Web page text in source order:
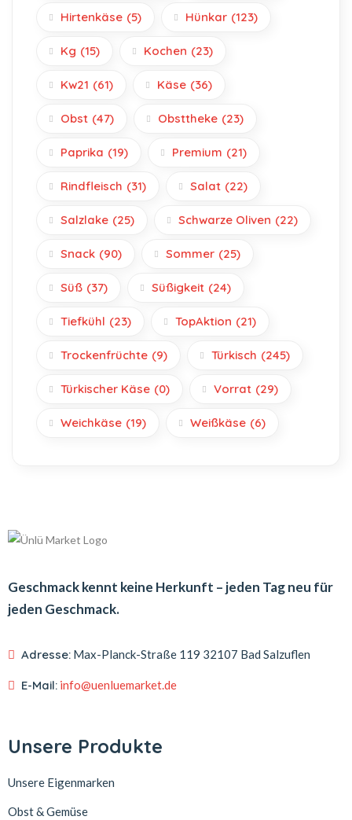
Hirtenkäse (5) Hünkar (123)
Kg (15) Kochen (23)
Kw21 (61) Käse (36)
Obst (47) Obsttheke (23)
Paprika (19) Premium (21)
Rindfleisch (31) Salat (22)
Salzlake (25) Schwarze Oliven (22)
Snack (90) Sommer (25)
Süß (37) Süßigkeit (24)
Tiefkühl (23) TopAktion (21)
Trockenfrüchte (9) Türkisch (245)
Türkischer Käse (0) Vorrat (29)
Weichkäse (19) Weißkäse (6)
Geschmack kennt keine Herkunft – jeden Tag neu für
jeden Geschmack.
Adresse: Max-Planck-Straße 119 32107 Bad Salzuflen
E-Mail: info@uenluemarket.de
Unsere Produkte
Unsere Eigenmarken
Obst & Gemüse